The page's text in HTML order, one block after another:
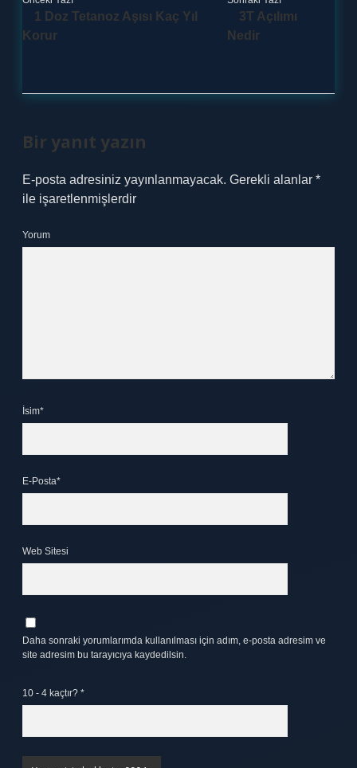
1 Doz Tetanoz Aşısı Kaç Yıl
Korur
3T Açılımı
Nedir
Bir yanıt yazın
E-posta adresiniz yayınlanmayacak. Gerekli alanlar *
ile işaretlenmişlerdir
Yorum
İsim*
E-Posta*
Web Sitesi
Daha sonraki yorumlarımda kullanılması için adım, e-posta adresim ve
site adresim bu tarayıcıya kaydedilsin.
10 - 4 kaçtır? *